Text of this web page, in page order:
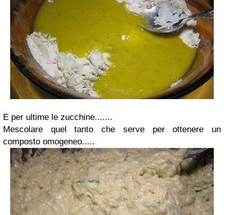
E per ultime le zucchine.......
Mescolare quel tanto che serve per ottenere un
composto omogeneo.....